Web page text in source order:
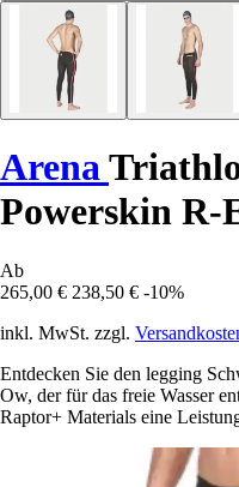
Arena
Powerskin R-
Ab
265,00 € 238,50 € -10%
inkl. MwSt. zzgl.
Entdecken Sie den legging
Ow, der für das freie Wasser
Raptor+ Materials eine